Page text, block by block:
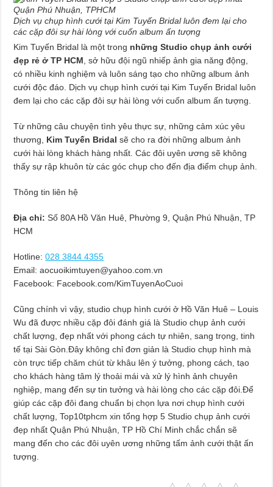
Dịch vụ chụp hình cưới tại Kim Tuyến Bridal luôn đem lại cho
các cặp đôi sự hài lòng với cuốn album ấn tượng
Kim Tuyến Bridal là một trong những Studio chụp ảnh cưới
đẹp rẻ ở TP HCM , sở hữu đội ngũ nhiếp ảnh gia năng động,
có nhiều kinh nghiệm và luôn sáng tạo cho những album ảnh
cưới độc đáo. Dịch vụ chụp hình cưới tại Kim Tuyến Bridal luôn
đem lại cho các cặp đôi sự hài lòng với cuốn album ấn tượng.
Từ những câu chuyện tình yêu thực sự, những cảm xúc yêu
thương, Kim Tuyến Bridalsẽ cho ra đời những album ảnh
cưới hài lòng khách hàng nhất. Các đôi uyên ương sẽ không
thấy sự rập khuôn từ các góc chụp cho đến địa điểm chụp ảnh.
Thông tin liên hệ
Địa chỉ: Số 80A Hồ Văn Huê, Phường 9, Quận Phú Nhuận, TP
HCM
Hotline: 028 3844 4355
Email: aocuoikimtuyen@yahoo.com.vn
Facebook: Facebook.com/KimTuyenAoCuoi
Cũng chính vì vậy, studio chụp hình cưới ở Hồ Văn Huê – Louis
Wu đã được nhiều cặp đôi đánh giá là Studio chụp ảnh cưới
chất lượng, đẹp nhất với phong cách tự nhiên, sang trọng, tinh
tế tại Sài Gòn.Đây không chỉ đơn giản là Studio chụp hình mà
còn trực tiếp chăm chút từ khâu lên ý tưởng, phong cách, tạo
cho khách hàng tâm lý thoải mái và xử lý hình ảnh chuyên
nghiệp, mang đến sự tin tưởng và hài lòng cho các cặp đôi.Để
giúp các cặp đôi đang chuẩn bị chọn lựa nơi chụp hình cưới
chất lượng, Top10tphcm xin tổng hợp 5 Studio chụp ảnh cưới
đẹp nhất Quận Phú Nhuận, TP Hồ Chí Minh chắc chắn sẽ
mang đến cho các đôi uyên ương những tấm ảnh cưới thật ấn
tượng.